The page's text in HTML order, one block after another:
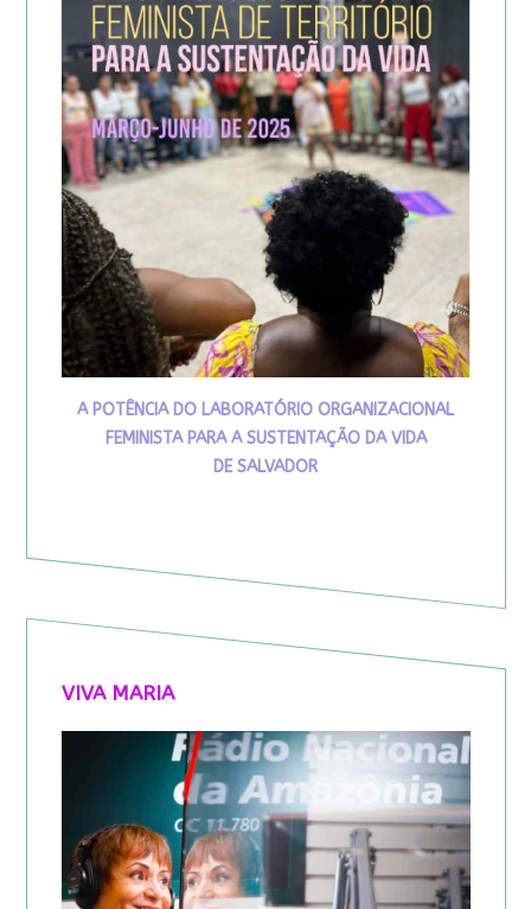
A POTÊNCIA DO LABORATÓRIO ORGANIZACIONAL
FEMINISTA PARA A SUSTENTAÇÃO DA VIDA
DE SALVADOR
VIVA MARIA